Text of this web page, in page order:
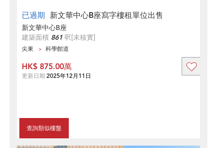
已過期 新文華中心B座寫字樓租單位出售
新文華中心B座
建築面積 861 呎[未核實]
尖東 科學館道
查詢類似樓盤
HK$ 875.00萬
更新日期 2025年12月11日